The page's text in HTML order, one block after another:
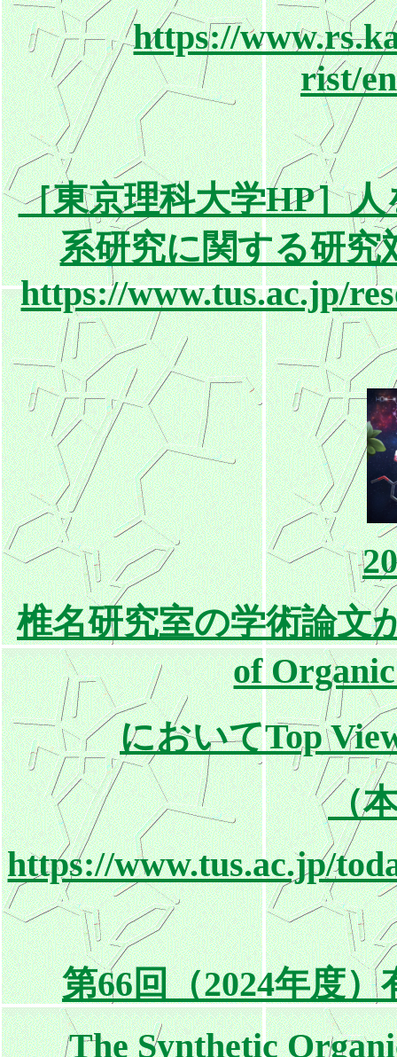
https://
rist/
［東京理科大学HP］
系研究に関する研究
https://www.tus.ac.jp/
椎名研究室の学術論文
of
においてTop
（
https://www.tus.ac.jp/
第66回（2024年度
The Synthetic